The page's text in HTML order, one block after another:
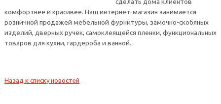
комфортнее и красивее. Наш интернет-магазин занимается
розничной продажей мебельной фурнитуры, замочно-скобяных
изделий, дверных ручек, самоклеящейся пленки, функциональных
товаров для кухни, гардероба и ванной.
Назад к списку новостей